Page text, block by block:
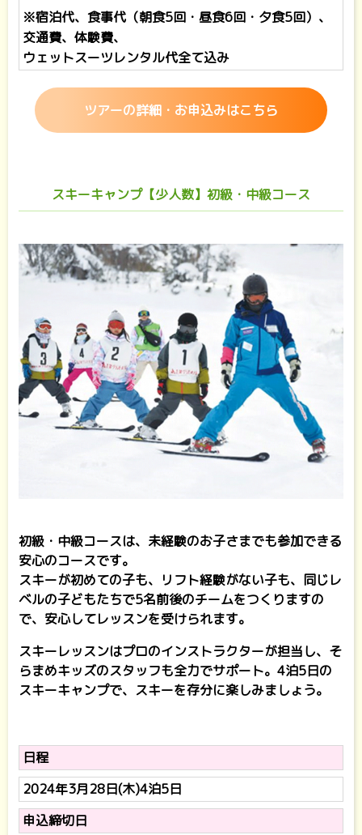
※宿泊代、食事代（朝食5回・昼食6回・夕食5回）、
交通費、体験費、
ウェットスーツレンタル代全て込み
ツアーの詳細・お申込みはこちら
スキーキャンプ【少人数】初級・中級コース
初級・中級コースは、未経験のお子さまでも参加できる
安心のコースです。
スキーが初めての子も、リフト経験がない子も、同じレ
ベルの子どもたちで5名前後のチームをつくりますの
で、安心してレッスンを受けられます。
スキーレッスンはプロのインストラクターが担当し、そ
らまめキッズのスタッフも全力でサポート。4泊5日の
スキーキャンプで、スキーを存分に楽しみましょう。
日程
2024年3月28日(木)4泊5日
申込締切日